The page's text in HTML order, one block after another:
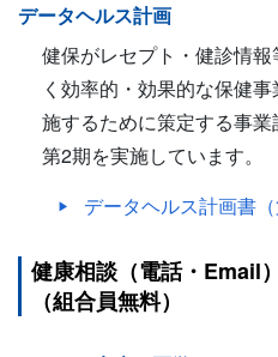
データヘルス計画
健保がレセプト・健診情
く効率的・効果的な保健
施するために策定する事
第2期を実施しています。
データヘルス計画書（
健康相談（電話・Email
（組合員無料）